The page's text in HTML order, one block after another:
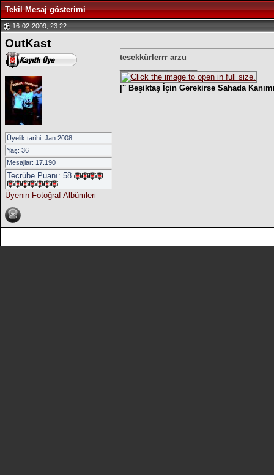
Tekil Mesaj gösterimi
16-02-2009, 23:22
OutKast
Üyelik tarihi: Jan 2008
Yaş: 36
Mesajlar: 17.190
Tecrübe Puanı: 58
Üyenin Fotoğraf Albümleri
tesekkürlerrr arzu
|'' Beşiktaş İçin Gerekirse Sahada